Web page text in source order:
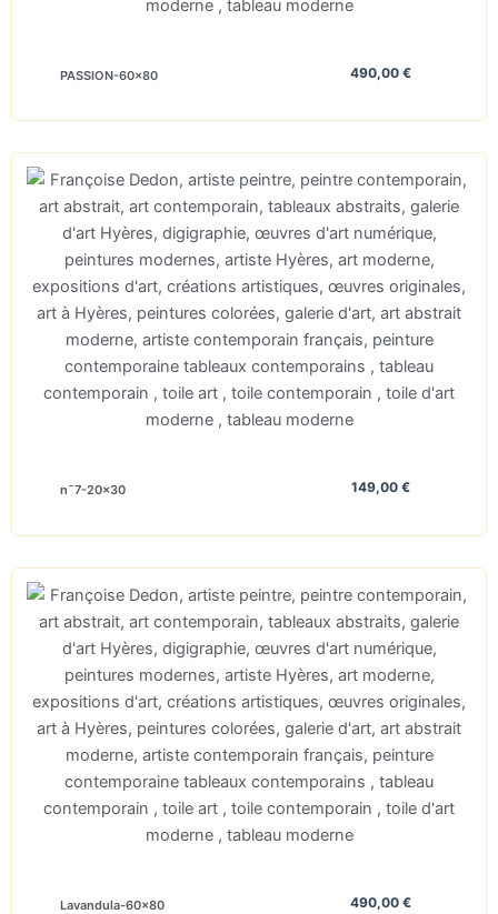
PASSION-60×80 490,00 €
n¯7-20×30 149,00 €
Lavandula-60×80 490,00 €